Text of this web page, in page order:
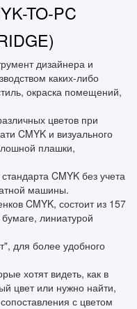
TO-PC
дизайнера и
каких-либо
окраска помещений,
цветов при
CMYK и визуального
плашки,
CMYK без учета
машины.
CMYK, состоит из 157
линиатурой
для более удобного
хотят видеть, как в
цвет или нужно найти,
с цветом